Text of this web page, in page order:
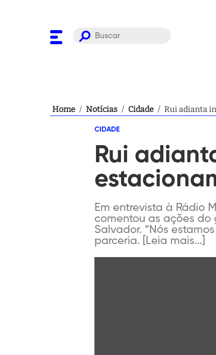
Home / Notícias / Cidade / Rui adianta
CIDADE
Rui
Em entrevista à Rádio
comentou as ações do
Salvador. “Nós
parceria. [Leia mais...]